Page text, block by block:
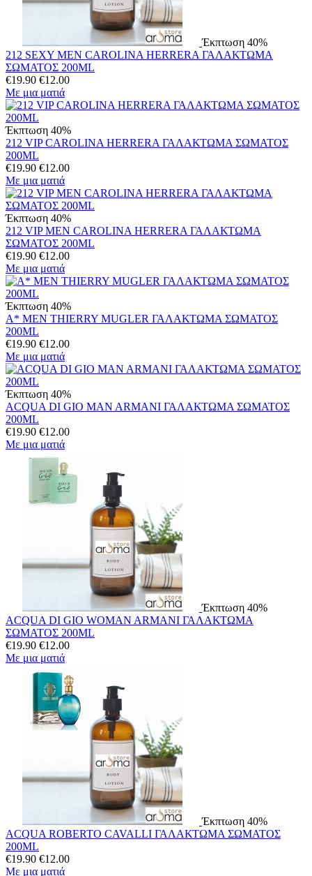
Έκπτωση 40%
212 SEXY MEN CAROLINA HERRERA ΓΑΛΑΚΤΩΜΑ
ΣΩΜΑΤΟΣ 200ML
€19.90 €12.00
Με μια ματιά
Έκπτωση 40%
212 VIP CAROLINA HERRERA ΓΑΛΑΚΤΩΜΑ ΣΩΜΑΤΟΣ
200ML
€19.90 €12.00
Με μια ματιά
Έκπτωση 40%
212 VIP MEN CAROLINA HERRERA ΓΑΛΑΚΤΩΜΑ
ΣΩΜΑΤΟΣ 200ML
€19.90 €12.00
Με μια ματιά
Έκπτωση 40%
A* MEN THIERRY MUGLER ΓΑΛΑΚΤΩΜΑ ΣΩΜΑΤΟΣ
200ML
€19.90 €12.00
Με μια ματιά
Έκπτωση 40%
ACQUA DI GIO MAN ARMANI ΓΑΛΑΚΤΩΜΑ ΣΩΜΑΤΟΣ
200ML
€19.90 €12.00
Με μια ματιά
Έκπτωση 40%
ACQUA DI GIO WOMAN ARMANI ΓΑΛΑΚΤΩΜΑ
ΣΩΜΑΤΟΣ 200ML
€19.90 €12.00
Με μια ματιά
Έκπτωση 40%
ACQUA ROBERTO CAVALLI ΓΑΛΑΚΤΩΜΑ ΣΩΜΑΤΟΣ
200ML
€19.90 €12.00
Με μια ματιά